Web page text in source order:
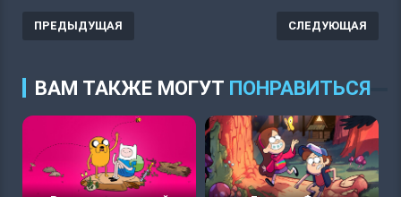
ПРЕДЫДУЩАЯ СЛЕДУЮЩАЯ
ВАМ ТАКЖЕ МОГУТ ПОНРАВИТЬСЯ